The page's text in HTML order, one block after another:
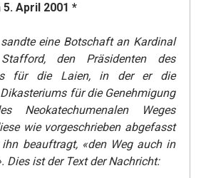
April 2001 *
eine Botschaft an Kardinal
den Präsidenten des
für die Laien, in der er die
für die Genehmigung
Neokatechumenalen Weges
wie vorgeschrieben abgefasst
ihn beauftragt, «den Weg auch in
Dies ist der Text der Nachricht: